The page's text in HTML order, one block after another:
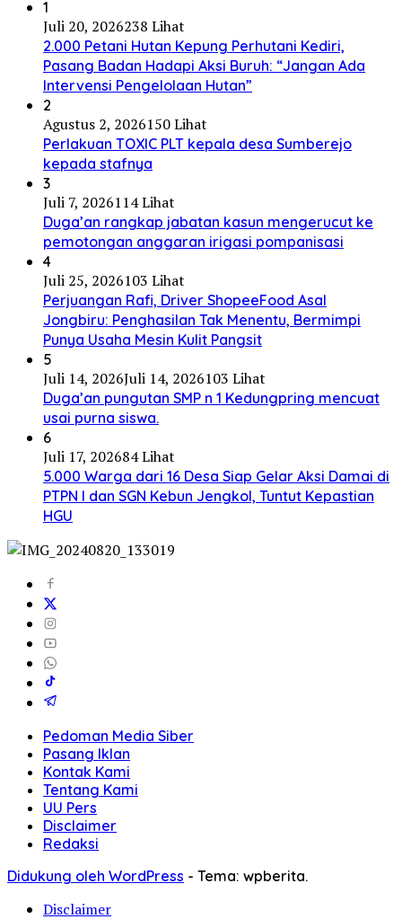
1
Juli 20, 2026238 Lihat
2.000 Petani Hutan Kepung Perhutani Kediri,
Pasang Badan Hadapi Aksi Buruh: “Jangan Ada
Intervensi Pengelolaan Hutan”
2
Agustus 2, 2026150 Lihat
Perlakuan TOXIC PLT kepala desa Sumberejo
kepada stafnya
3
Juli 7, 2026114 Lihat
Duga’an rangkap jabatan kasun mengerucut ke
pemotongan anggaran irigasi pompanisasi
4
Juli 25, 2026103 Lihat
Perjuangan Rafi, Driver ShopeeFood Asal
Jongbiru: Penghasilan Tak Menentu, Bermimpi
Punya Usaha Mesin Kulit Pangsit
5
Juli 14, 2026Juli 14, 2026103 Lihat
Duga’an pungutan SMP n 1 Kedungpring mencuat
usai purna siswa.
6
Juli 17, 202684 Lihat
5.000 Warga dari 16 Desa Siap Gelar Aksi Damai di
PTPN I dan SGN Kebun Jengkol, Tuntut Kepastian
HGU
Pedoman Media Siber
Pasang Iklan
Kontak Kami
Tentang Kami
UU Pers
Disclaimer
Redaksi
Didukung oleh WordPress - Tema: wpberita.
Disclaimer